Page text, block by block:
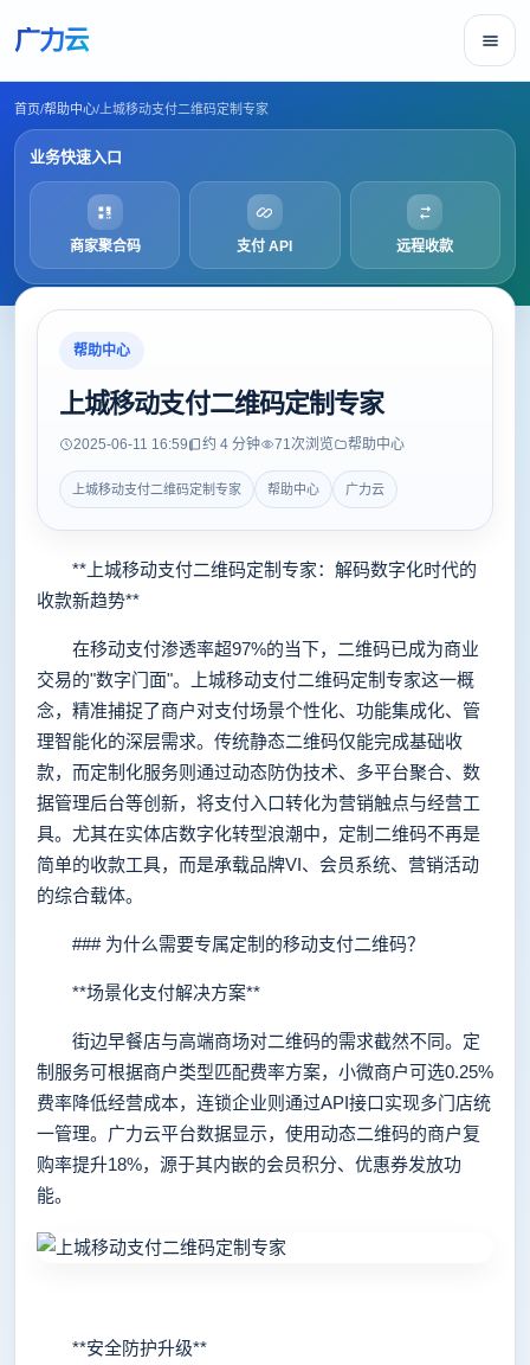
广力云
首页/帮助中心/ 上城移动支付二维码定制专家
业务快速入口
商家聚合码 支付 API 远程收款
帮助中心
上城移动支付二维码定制专家
2025-06-11 16:59 约 4 分钟 71次浏览 帮助中心
上城移动支付二维码定制专家 帮助中心 广力云
**上城移动支付二维码定制专家：解码数字化时代的
收款新趋势**
在移动支付渗透率超97%的当下，二维码已成为商业
交易的"数字门面"。上城移动支付二维码定制专家这一概
念，精准捕捉了商户对支付场景个性化、功能集成化、管
理智能化的深层需求。传统静态二维码仅能完成基础收
款，而定制化服务则通过动态防伪技术、多平台聚合、数
据管理后台等创新，将支付入口转化为营销触点与经营工
具。尤其在实体店数字化转型浪潮中，定制二维码不再是
简单的收款工具，而是承载品牌VI、会员系统、营销活动
的综合载体。
### 为什么需要专属定制的移动支付二维码？
**场景化支付解决方案**
街边早餐店与高端商场对二维码的需求截然不同。定
制服务可根据商户类型匹配费率方案，小微商户可选0.25%
费率降低经营成本，连锁企业则通过API接口实现多门店统
一管理。广力云平台数据显示，使用动态二维码的商户复
购率提升18%，源于其内嵌的会员积分、优惠券发放功
能。
**安全防护升级**